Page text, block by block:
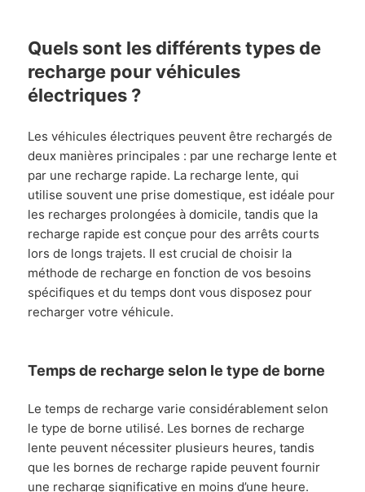
Quels sont les différents types de
recharge pour véhicules
électriques ?
Les véhicules électriques peuvent être rechargés de
deux manières principales : par une recharge lente et
par une recharge rapide. La recharge lente, qui
utilise souvent une prise domestique, est idéale pour
les recharges prolongées à domicile, tandis que la
recharge rapide est conçue pour des arrêts courts
lors de longs trajets. Il est crucial de choisir la
méthode de recharge en fonction de vos besoins
spécifiques et du temps dont vous disposez pour
recharger votre véhicule.
Temps de recharge selon le type de borne
Le temps de recharge varie considérablement selon
le type de borne utilisé. Les bornes de recharge
lente peuvent nécessiter plusieurs heures, tandis
que les bornes de recharge rapide peuvent fournir
une recharge significative en moins d’une heure.